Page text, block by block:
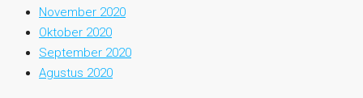
November 2020
Oktober 2020
September 2020
Agustus 2020